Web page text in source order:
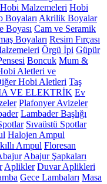
Hobi Malzemeleri Hobi
Boyaları Akrilik Boyalar
Boyası Cam ve Seramik
Boyaları Resim Fırçası
Örgü İpi Güpür
Boncuk Mum &
Aletleri ve
Hobi Aletleri Taş
VE ELEKTRİK Ev
Plafonyer Avizeler
Lambader Başlığı
Sıvaüstü Spotlar
Halojen Ampul
Ampul Floresan
Abajur Şapkaları
Aplikler Duvar Aplikleri
Gece Lambaları Masa